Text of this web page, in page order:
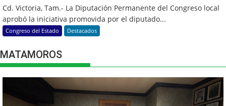
Cd. Victoria, Tam.- La Diputación Permanente del Congreso local
aprobó la iniciativa promovida por el diputado...
Congreso del Estado Destacados
MATAMOROS